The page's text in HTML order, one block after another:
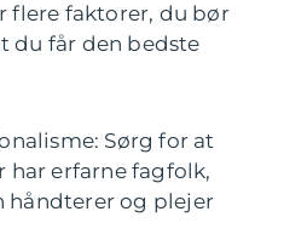
flere faktorer, du bør
du får den bedste
Sørg for at
har erfarne fagfolk,
håndterer og plejer